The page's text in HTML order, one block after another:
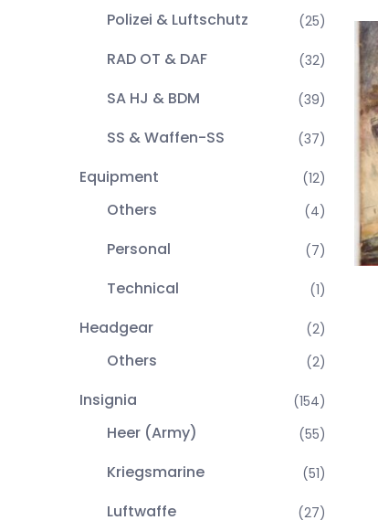
Polizei & Luftschutz (25)
RAD OT & DAF (32)
SA HJ & BDM (39)
SS & Waffen-SS (37)
Equipment (12)
Others (4)
Personal (7)
Technical (1)
Headgear (2)
Others (2)
Insignia (154)
Heer (Army) (55)
Kriegsmarine (51)
Luftwaffe (27)